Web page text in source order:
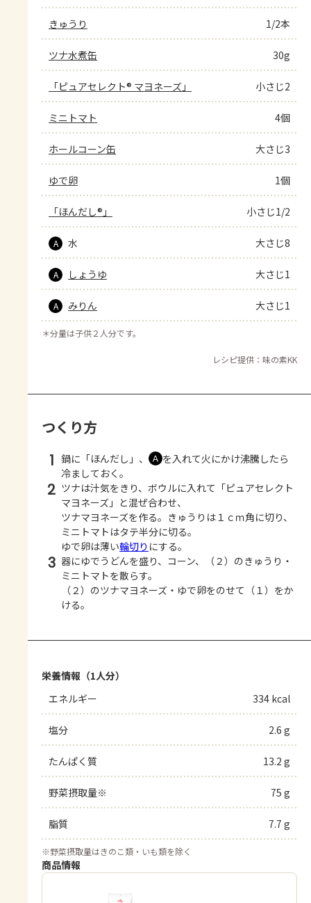
きゅうり 1/2本
ツナ水煮缶 30g
「ピュアセレクト® マヨネーズ」 小さじ2
ミニトマト 4個
ホールコーン缶 大さじ3
ゆで卵 1個
「ほんだし®」 小さじ1/2
A 水 大さじ8
A しょうゆ 大さじ1
A みりん 大さじ1
＊分量は子供２人分です。
レシピ提供：味の素KK
つくり方
1 鍋に「ほんだし」、 Ａ を入れて火にかけ沸騰したら
冷ましておく。
2 ツナは汁気をきり、ボウルに入れて「ピュアセレクト
マヨネーズ」と混ぜ合わせ、
ツナマヨネーズを作る。きゅうりは１ｃｍ角に切り、
ミニトマトはタテ半分に切る。
ゆで卵は薄い輪切り にする。
3 器にゆでうどんを盛り、コーン、（２）のきゅうり・
ミニトマトを散らす。
（２）のツナマヨネーズ・ゆで卵をのせて（１）をか
ける。
栄養情報（1人分）
エネルギー
334 kcal
塩分 2.6 g
たんぱく質 13.2 g
野菜摂取量※ 75 g
脂質 7.7 g
※野菜摂取量はきのこ類・いも類を除く
商品情報